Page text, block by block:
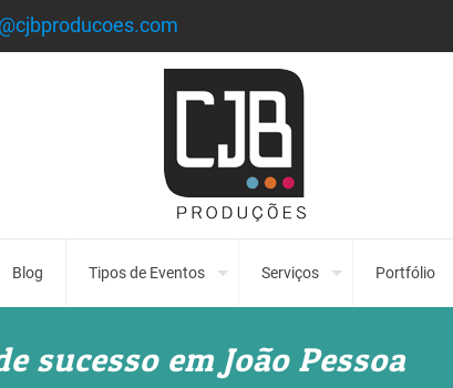
Blog Tipos de Eventos Serviços Portfólio
sucesso em João Pessoa